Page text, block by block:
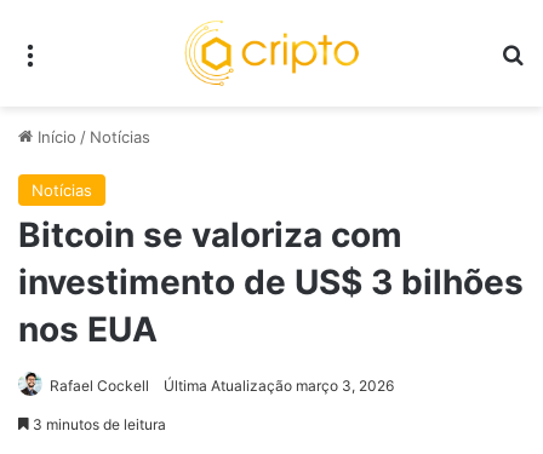
Início / Notícias
Notícias
Bitcoin se valoriza com
investimento de US$ 3 bilhões
nos EUA
Rafael Cockell Última Atualização março 3, 2026
3 minutos de leitura